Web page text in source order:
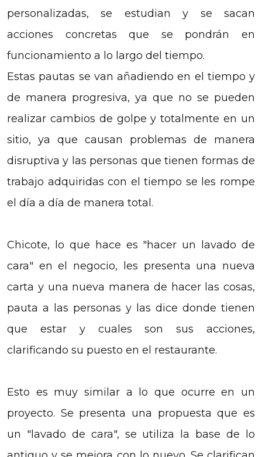
personalizadas, se estudian y se sacan
acciones concretas que se pondrán en
funcionamiento a lo largo del tiempo.
Estas pautas se van añadiendo en el tiempo y
de manera progresiva, ya que no se pueden
realizar cambios de golpe y totalmente en un
sitio, ya que causan problemas de manera
disruptiva y las personas que tienen formas de
trabajo adquiridas con el tiempo se les rompe
el día a día de manera total.
Chicote, lo que hace es "hacer un lavado de
cara" en el negocio, les presenta una nueva
carta y una nueva manera de hacer las cosas,
pauta a las personas y las dice donde tienen
que estar y cuales son sus acciones,
clarificando su puesto en el restaurante.
Esto es muy similar a lo que ocurre en un
proyecto. Se presenta una propuesta que es
un "lavado de cara", se utiliza la base de lo